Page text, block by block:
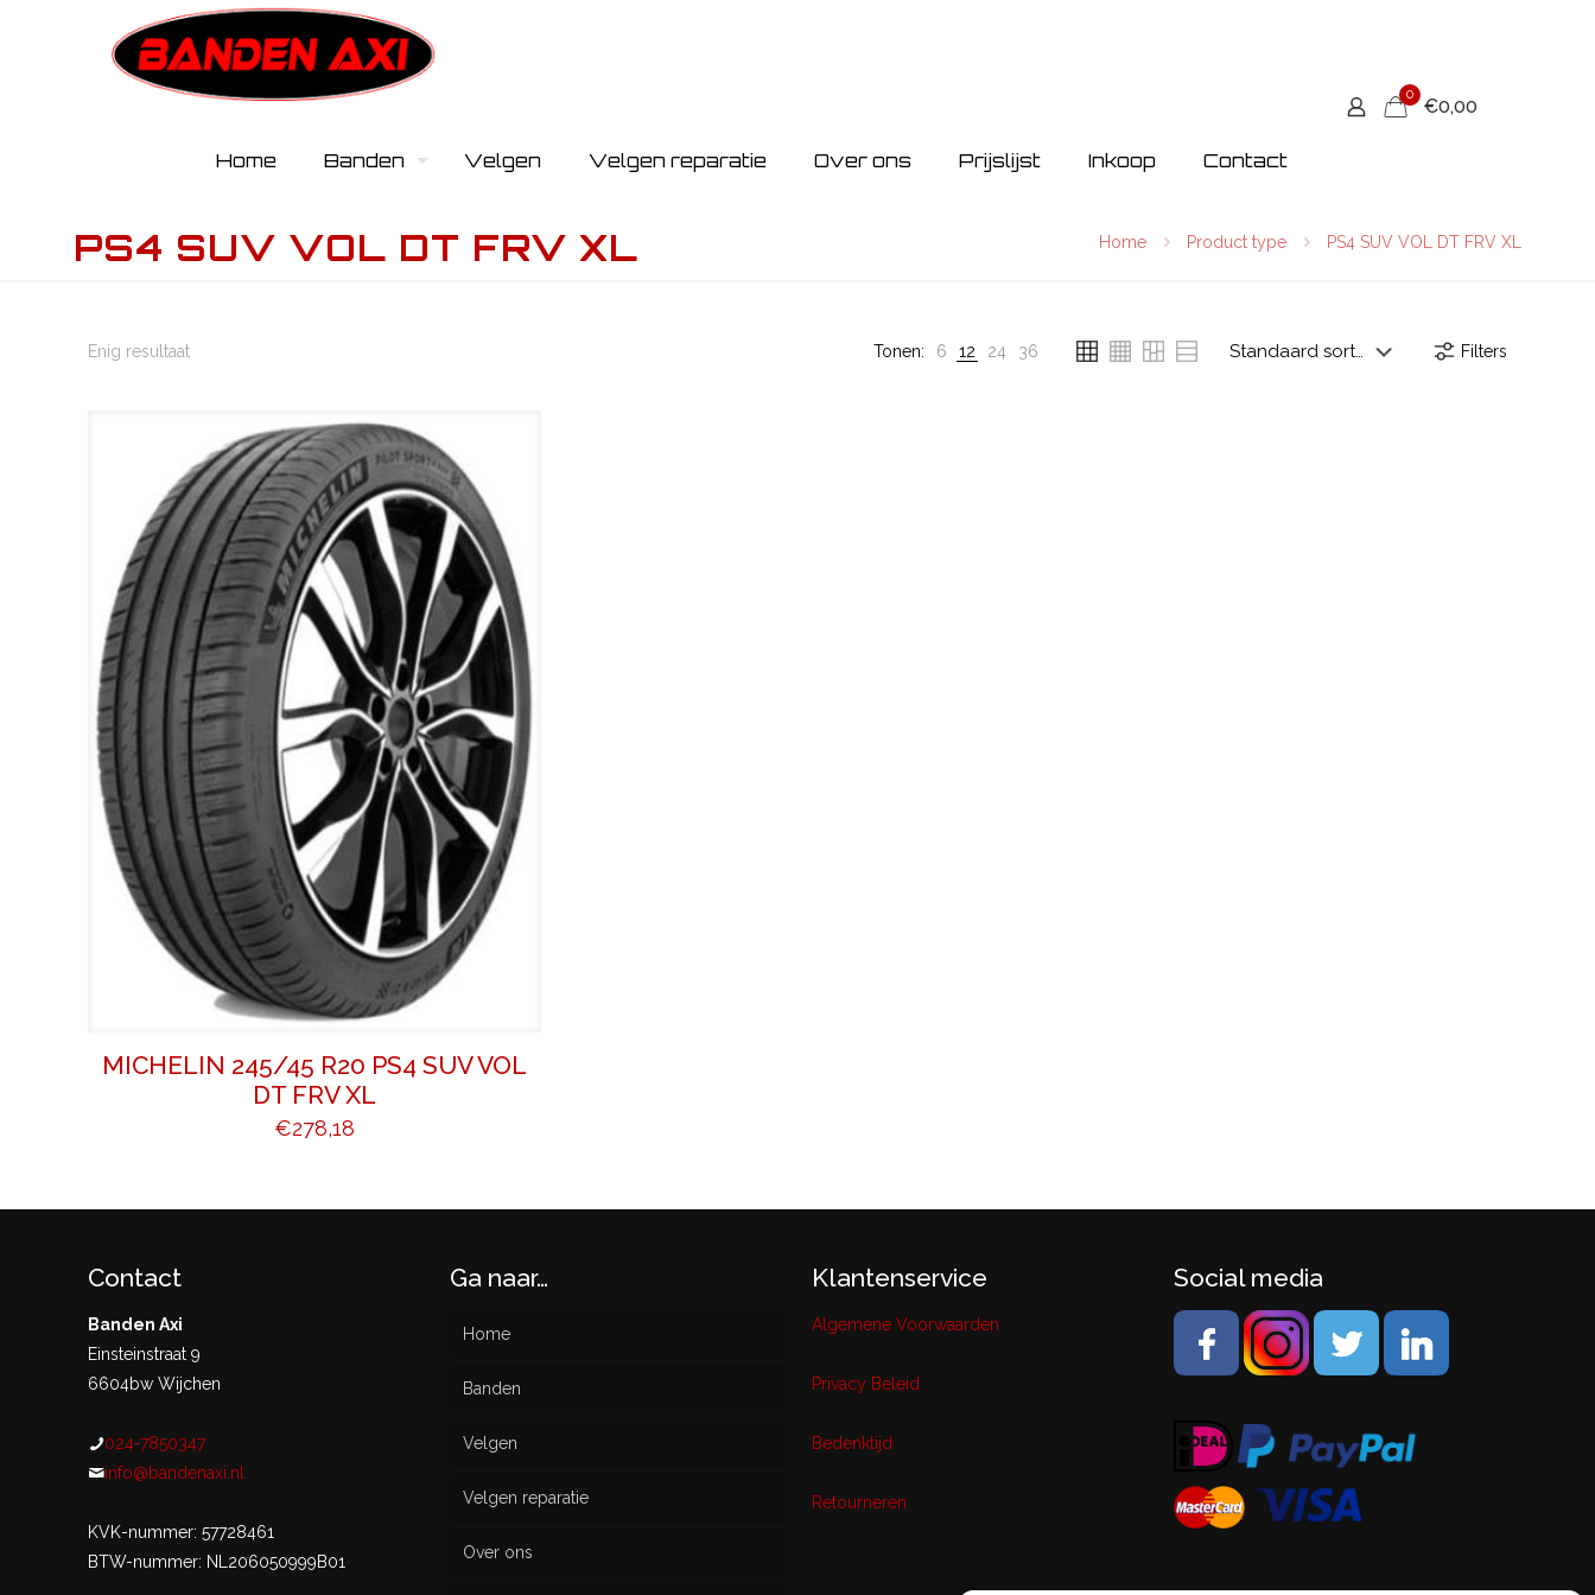
Home Banden Velgen Velgen reparatie Over ons Prijslijst Inkoop Contact
0
€0,00
PS4 SUV VOL DT FRV XL Home Product type PS4 SUV VOL DT FRV XL
Enig resultaat Tonen: 6 12 24 36 Filters
MICHELIN 245/45 R20 PS4 SUV VOL
DT FRV XL
€278,18
Contact
Banden Axi
Einsteinstraat 9
6604bw Wijchen
024-7850347
info@bandenaxi.nl
KVK-nummer: 57728461
BTW-nummer: NL206050999B01
Ga naar…
Home
Banden
Nieuw
Gebruikt
Velgen
Velgen reparatie
Over ons
Klantenservice
Algemene Voorwaarden
Privacy Beleid
Bedenktijd
Retourneren
Social media